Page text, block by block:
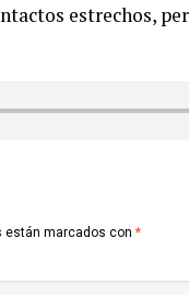
estrechos,
están marcados con *